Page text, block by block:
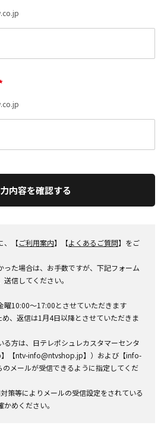
内容を確認する
、【ご利用案内】【よくあるご質問】をご
った場合は、お手数ですが、下記フォーム
信してください。
10:00～17:00とさせていただきます
、返信は1月4日以降とさせていただきま
方は、日テレポシュレカスタマーセンタ
【ntv-info@ntvshop.jp】）および【info-
メールが受信できるように指定してくだ
策等によりメールの受信設定をされている
めください。